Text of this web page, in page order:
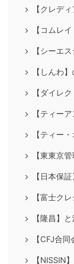
【クレデ
【コムレ
【シーエ
【しんわ
【ダイレ
【ティー
【ティー
【東東京
【日本保
【富士ク
【隆昌】
【CFJ合
【NISSIN